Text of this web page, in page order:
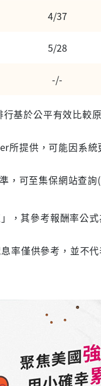
4/37
5/28
-/-
基於公平有效比較
所提供，可能因系
，可至集保網站查詢(
，其參考報酬率公
率僅供參考，並不